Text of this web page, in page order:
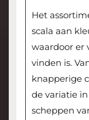
Het
scala aan
waardoor er
vinden is.
knapperige
de variatie
scheppen